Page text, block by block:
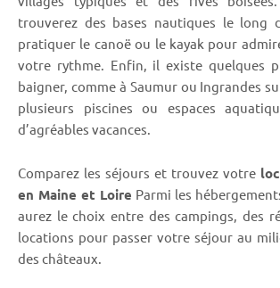
trouverez des bases nautiques le long
pratiquer le canoë ou le kayak pour
votre rythme. Enfin, il existe quelques
baigner, comme à Saumur ou Ingrandes
plusieurs piscines ou espaces
d’agréables vacances.
Comparez les séjours et trouvez votre
en Maine et Loire Parmi les
aurez le choix entre des campings, des
locations pour passer votre séjour au
des châteaux.